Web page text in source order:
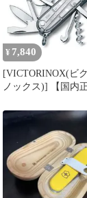
¥ 7,840
[VICTORINOX(ビ
ノックス)] 【国内
ーテック